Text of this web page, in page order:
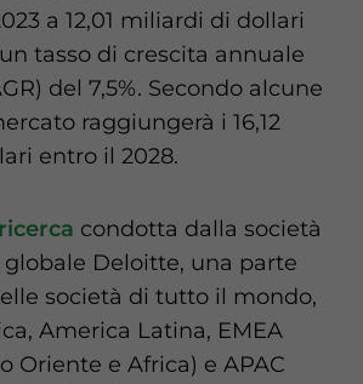
a 12,01 miliardi di dollari
tasso di crescita annuale
del 7,5%. Secondo alcune
raggiungerà i 16,12
entro il 2028.
ricerca condotta dalla società
Deloitte, una parte
società di tutto il mondo,
America Latina, EMEA
Oriente e Africa) e APAC